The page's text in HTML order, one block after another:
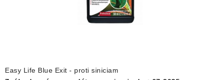
VÝPREDAJ
Easy Life Blue Exit - proti siniciam